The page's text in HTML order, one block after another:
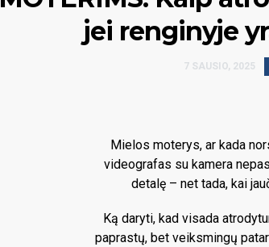
jei renginyje
7 SAUSIO, 2025
Mielos moterys, ar kada
videografas su kamera
detalę – net tada, kai
Ką daryti, kad visada
paprastų, bet veiksmingų